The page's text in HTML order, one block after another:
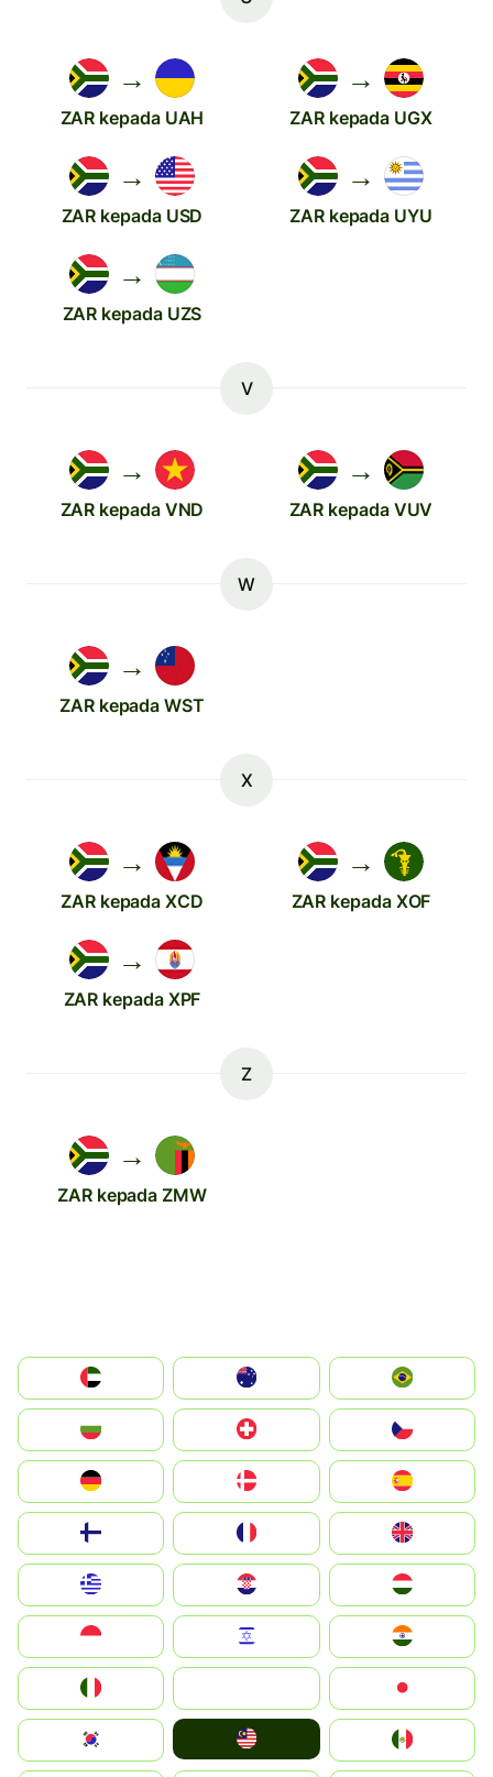
→
ZAR kepada UAH
→
ZAR kepada UGX
→
ZAR kepada USD
→
ZAR kepada UYU
→
ZAR kepada UZS
V
→
ZAR kepada VND
→
ZAR kepada VUV
W
→
ZAR kepada WST
X
→
ZAR kepada XCD
→
ZAR kepada XOF
→
ZAR kepada XPF
Z
→
ZAR kepada ZMW
الإمارات العربية المتحدة
Switzerland
Deutschland
United Kingdom
Magyarország
South Korea